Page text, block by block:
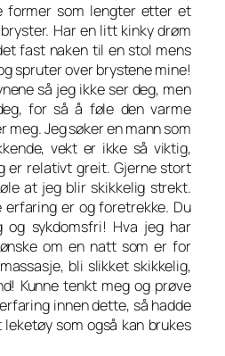
former som lengter etter et
Har en litt kinky drøm
fast naken til en stol mens
spruter over brystene mine!
så jeg ikke ser deg, men
for så å føle den varme
Jeg søker en mann som
vekt er ikke så viktig,
er relativt greit. Gjerne stort
at jeg blir skikkelig strekt.
erfaring er og foretrekke. Du
og sykdomsfri! Hva jeg har
om en natt som er for
bli slikket skikkelig,
Kunne tenkt meg og prøve
innen dette, så hadde
som også kan brukes